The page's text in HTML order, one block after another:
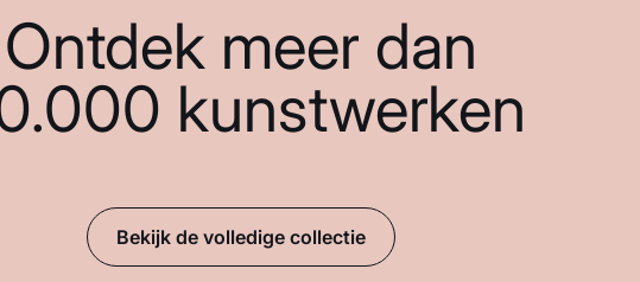
Ontdek meer dan
kunstwerken
Bekijk de volledige collectie